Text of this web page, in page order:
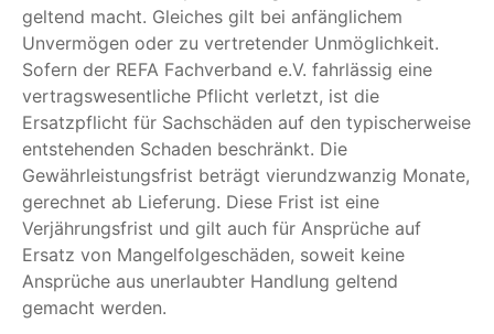
geltend macht. Gleiches gilt bei anfänglichem
Unvermögen oder zu vertretender Unmöglichkeit.
Sofern der REFA Fachverband e.V. fahrlässig eine
vertragswesentliche Pflicht verletzt, ist die
Ersatzpflicht für Sachschäden auf den typischerweise
entstehenden Schaden beschränkt. Die
Gewährleistungsfrist beträgt vierundzwanzig Monate,
gerechnet ab Lieferung. Diese Frist ist eine
Verjährungsfrist und gilt auch für Ansprüche auf
Ersatz von Mangelfolgeschäden, soweit keine
Ansprüche aus unerlaubter Handlung geltend
gemacht werden.